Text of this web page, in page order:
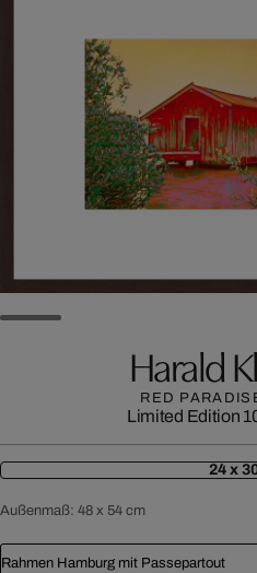
Harald
RED
Limited Edition
24 x
Außenmaß: 48 x 54 cm
Rahmen Hamburg mit Passepartout